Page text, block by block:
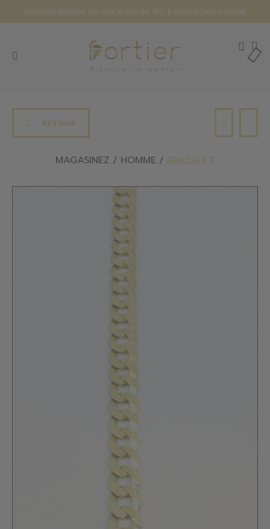
Livraison gratuite sur tout achat de 150 $ et plus (avant taxes)
RETOUR
MAGASINEZ HOMME BRACELET